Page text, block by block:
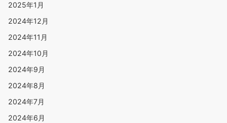
2025年1月
2024年12月
2024年11月
2024年10月
2024年9月
2024年8月
2024年7月
2024年6月